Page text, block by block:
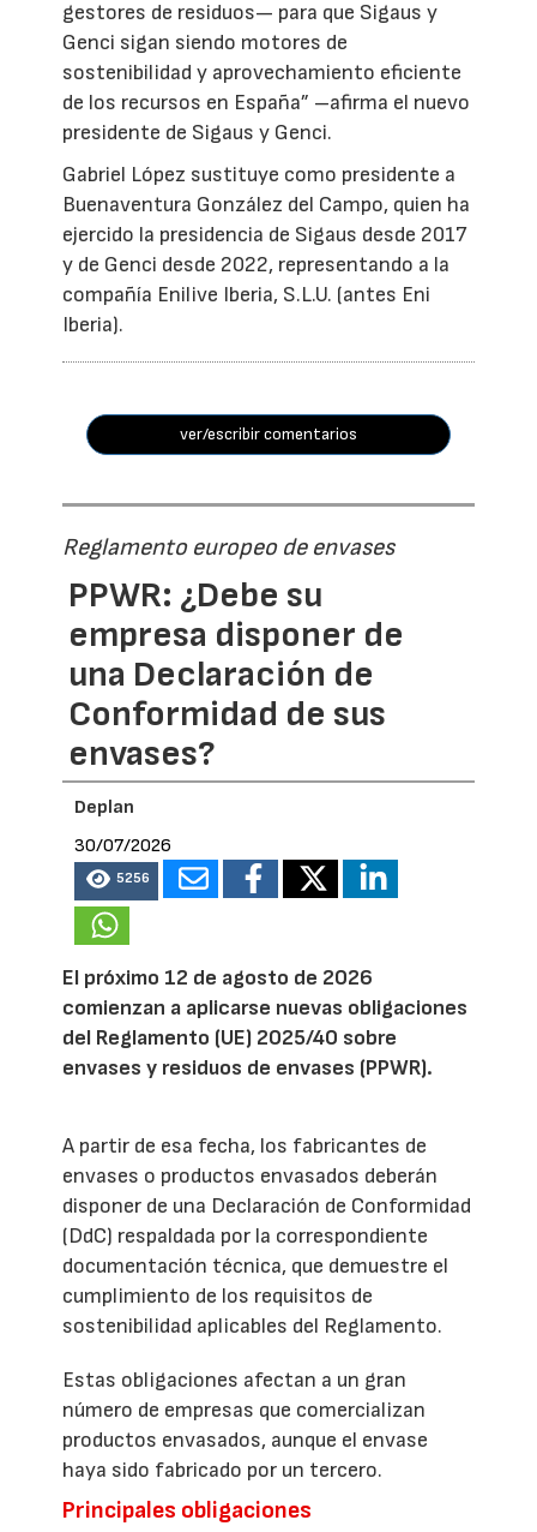
gestores de residuos— para que Sigaus y
Genci sigan siendo motores de
sostenibilidad y aprovechamiento eficiente
de los recursos en España” –afirma el nuevo
presidente de Sigaus y Genci.
Gabriel López sustituye como presidente a
Buenaventura González del Campo, quien ha
ejercido la presidencia de Sigaus desde 2017
y de Genci desde 2022, representando a la
compañía Enilive Iberia, S.L.U. (antes Eni
Iberia).
ver/escribir comentarios
Reglamento europeo de envases
PPWR: ¿Debe su
empresa disponer de
una Declaración de
Conformidad de sus
envases?
Deplan
30/07/2026
5256
El próximo 12 de agosto de 2026
comienzan a aplicarse nuevas obligaciones
del Reglamento (UE) 2025/40 sobre
envases y residuos de envases (PPWR).
A partir de esa fecha, los fabricantes de
envases o productos envasados deberán
disponer de una Declaración de Conformidad
(DdC) respaldada por la correspondiente
documentación técnica, que demuestre el
cumplimiento de los requisitos de
sostenibilidad aplicables del Reglamento.
Estas obligaciones afectan a un gran
número de empresas que comercializan
productos envasados, aunque el envase
haya sido fabricado por un tercero.
Principales obligaciones